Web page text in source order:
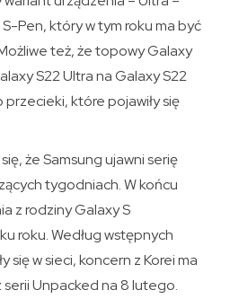
Pen, który w tym roku ma być
też, że topowy Galaxy
S22 Ultra na Galaxy S22
przecieki, które pojawiły się
że Samsung ujawni serię
tygodniach. W końcu
z rodziny Galaxy S
roku. Według wstępnych
się w sieci, koncern z Korei ma
Unpacked na 8 lutego.